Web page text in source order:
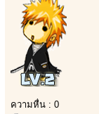
ความหื่น : 0